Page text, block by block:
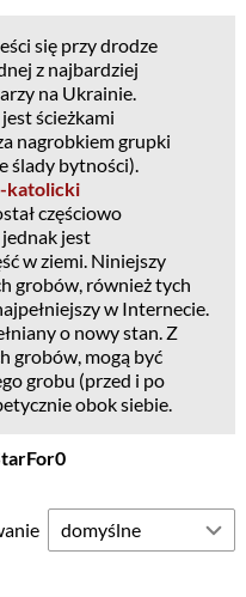
się przy drodze
z najbardziej
na Ukrainie.
ścieżkami
nagrobkiem grupki
ślady bytności).
katolicki
częściowo
jest
w ziemi. Niniejszy
grobów, również tych
w Internecie.
o nowy stan. Z
grobów, mogą być
grobu (przed i po
obok siebie.